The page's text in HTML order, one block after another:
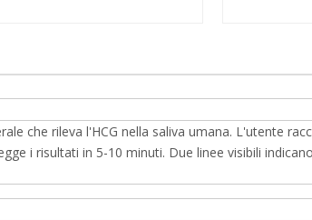
che rileva l'HCG nella saliva umana. L'utente
i risultati in 5-10 minuti. Due linee visibili